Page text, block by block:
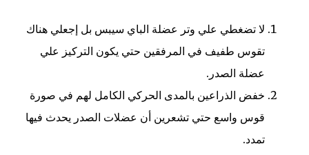
لا تضغطي علي وتر عضلة الباي سيبس بل إجعلي هناك
تقوس طفيف في المرفقين حتي يكون التركيز علي
عضلة الصدر.
خفض الذراعين بالمدى الحركي الكامل لهم في صورة
قوس واسع حتي تشعرين أن عضلات الصدر يحدث فيها
تمدد.